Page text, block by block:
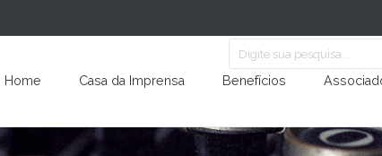
Home Casa da Imprensa Benefícios